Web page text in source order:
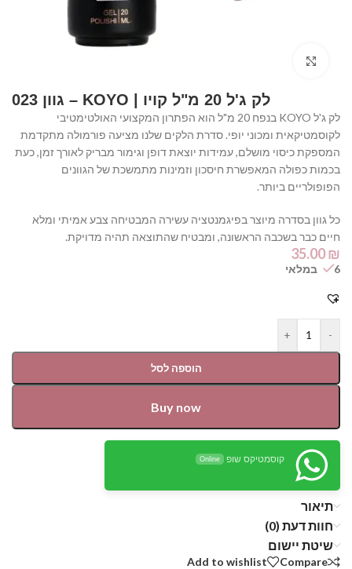
לק ג'ל 20 מ"ל קויו | KOYO – גוון 023
לק ג'ל KOYO בנפח 20 מ"ל הוא הפתרון המקצועי האולטימטיבי
לקוסמטיקאית ומכוני יופי. סדרת הלקים שלנו מציעה פורמולה מתקדמת
המספקת כיסוי מושלם, עמידות יוצאת דופן וגימור מבריק לאורך זמן, כעת
בכמות כפולה המאפשרת חיסכון וזמינות מתמשכת של הגוונים
הפופולריים ביותר.
כל גוון בסדרה מיוצר בפיגמנטציה עשירה המבטיחה צבע אמיתי ומלא
חיים כבר בשכבה הראשונה, ומבטיח שהתוצאה תהיה מדויקת.
35.00₪
6 במלאי
-
+
הוספה לסל
Buy now
קוסמטיקס שופ Online
תיאור
חוות דעת (0)
שיטת יישום
Compare
Add to wishlist